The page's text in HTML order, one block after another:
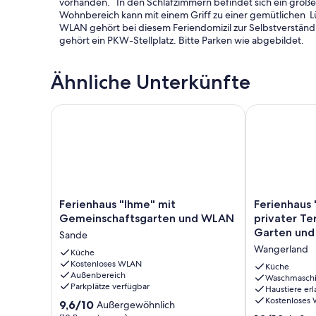
Wohnbereich kann mit einem Griff zu einer gemütlichen
WLAN gehört bei diesem Feriendomizil zur
gehört ein PKW-Stellplatz. Bitte Parken wie abgebildet.
In unserem kleinen Haus in dörflicher, ruhiger Lage mit
Haus, ein großer Garten mit zwei überdachten
Ferienwohnungen Besonderheiten, die im Preis mit
Eine kurze Nachricht hierzu ist notwendig.
Ein Wäschepaket pro Person ist im Endreinigungspreis
Die Anreise ist von 16:00 bis 20:00 und die Abreise von
Ähnliche Unterkünfte
Ferienhaus
"Ihme"
Gemeinschaftsgarten
und
WLAN
Sande
Ferienhaus "Ihme" mit
Gemeinschaftsgarten und WLAN
Sande
Küche
Kostenloses WLAN
Außenbereich
Parkplätze verfügbar
9.6
9,6/10 Außergewöhnlich
Ferienhaus "Ihme" mit Gemeinschaftsgarten und
Ferienhaus
'Oldorfer
Auszeit'
mit
privater
Terrasse,
privatem
Garten
und
privater
Garten
Wangerland
Küche
Haustiere
Kostenloses
Ferienhaus